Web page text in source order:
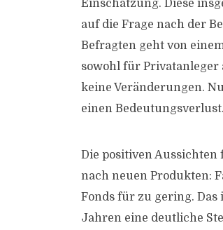
Einschätzung. Diese
auf die Frage nach der
Befragten geht von
sowohl für
keine Veränderungen.
einen Bedeutungsverlust.
Die positiven
nach neuen Produkten:
Fonds für zu gering.
Jahren eine deutliche